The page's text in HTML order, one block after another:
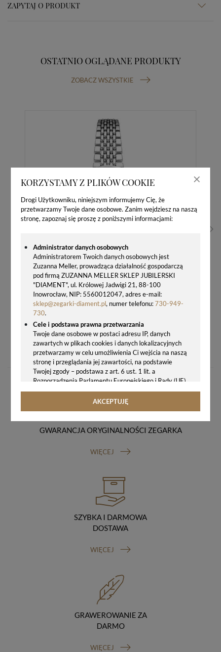
KORZYSTAMY Z PLIKÓW COOKIE
Drogi Użytkowniku, niniejszym informujemy Cię, że
przetwarzamy Twoje dane osobowe. Zanim wejdziesz na naszą
stronę, zapoznaj się proszę z poniższymi informacjami:
Administrator danych osobowych
Administratorem Twoich danych osobowych jest
Zuzanna Meller, prowadząca działalność gospodarczą
pod firmą ZUZANNA MELLER SKLEP JUBILERSKI
"DIAMENT", ul. Królowej Jadwigi 21, 88-100
Inowrocław, NIP: 5560012047, adres e-mail:
sklep@zegarki-diament.pl, numer telefonu:730-949-
730.
Cele i podstawa prawna przetwarzania
Twoje dane osobowe w postaci adresu IP, danych
zawartych w plikach cookies i danych lokalizacyjnych
przetwarzamy w celu umożliwienia Ci wejścia na naszą
stronę i przeglądania jej zawartości, na podstawie
Twojej zgody – podstawa z art. 6 ust. 1 lit. a
Rozporządzenia Parlamentu Europejskiego i Rady (UE)
2016/679 z 27.04.2016 r. w sprawie ochrony osób
fizycznych w związku z przetwarzaniem danych
rozporządzenie o ochronie danych, tj. RODO).
Twoje dane osobowe możemy udostępniać
hostingodawcy. Takie podmioty przetwarzają dane na
poleceniami. Przekazujemy Twoje dane poza teren
Polski/UE/Europejskiego Obszaru Gospodarczego.
Okres przechowywania danych
Twoje dane przechowujemy do czasu posiadania
udzielonej przez Ciebie zgody.
otrzymania ich kopii, prawo do sprostowania
(poprawiania) swoich danych, prawo do usunięcia
abyśmy przetwarzali Twoje dane, możesz zażądać,
abyśmy je usunęli), prawo do ograniczenia
przetwarzania danych (możesz zażądać, abyśmy
ograniczyli przetwarzanie Twoich danych osobowych
wyłącznie do ich przechowywania lub wykonywania
mamy nieprawidłowe dane na Twój temat lub
sprzeciwu wobec przetwarzania danych, prawo do
AKCEPTUJĘ
ZAPYTAJ O PRODUKT
OSTATNIO OGLĄDANE PRODUKTY
ZOBACZ WSZYSTKIE
562,00 zł
GWARANCJA ORYGINALNOŚCI ZEGARKA
WIĘCEJ
SZYBKA I DARMOWA
DOSTAWA
WIĘCEJ
GRAWEROWANIE ZA
DARMO
WIĘCEJ